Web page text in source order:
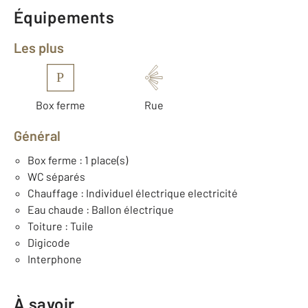
Équipements
Les plus
P
Box ferme Rue
Général
Box ferme : 1 place(s)
WC séparés
Chauffage : Individuel électrique electricité
Eau chaude : Ballon électrique
Toiture : Tuile
Digicode
Interphone
À savoir